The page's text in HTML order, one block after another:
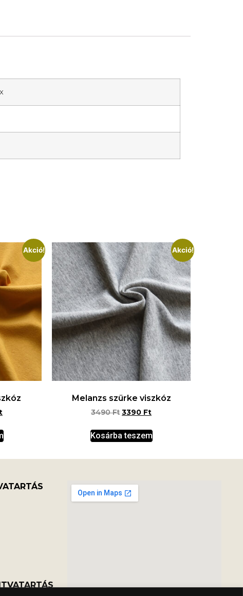
Akció! Akció!
Melanzs szürke viszkóz
3490Ft 3390 Ft
Kosárba teszem